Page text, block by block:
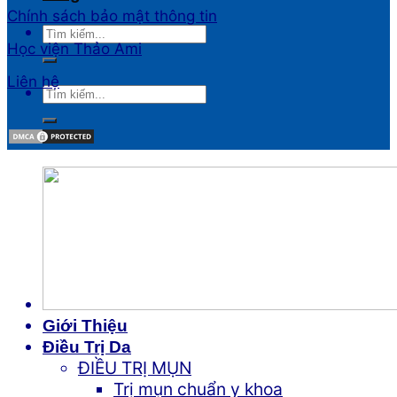
Chính sách bảo mật thông tin
Học viện Thảo Ami
Liên hệ
Giới Thiệu
Điều Trị Da
ĐIỀU TRỊ MỤN
Trị mụn chuẩn y khoa